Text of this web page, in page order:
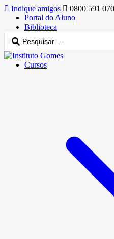
Indique amigos
0800 591
Portal do Aluno
Biblioteca
Cursos